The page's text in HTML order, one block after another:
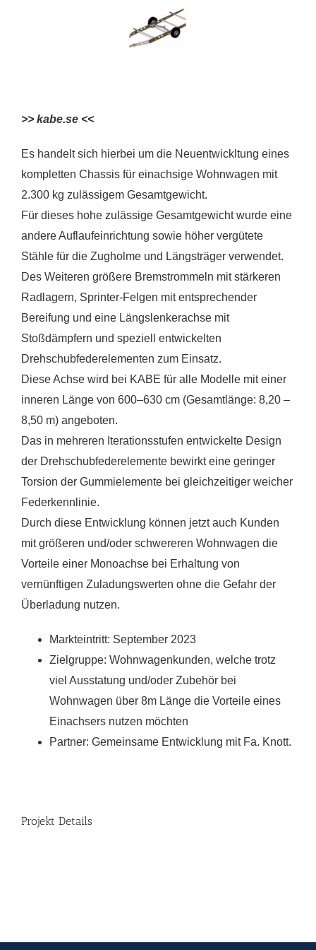
>> kabe.se <<
Es handelt sich hierbei um die Neuentwickltung eines
kompletten Chassis für einachsige Wohnwagen mit
2.300 kg zulässigem Gesamtgewicht.
Für dieses hohe zulässige Gesamtgewicht wurde eine
andere Auflaufeinrichtung sowie höher vergütete
Stähle für die Zugholme und Längsträger verwendet.
Des Weiteren größere Bremstrommeln mit stärkeren
Radlagern, Sprinter-Felgen mit entsprechender
Bereifung und eine Längslenkerachse mit
Stoßdämpfern und speziell entwickelten
Drehschubfederelementen zum Einsatz.
Diese Achse wird bei KABE für alle Modelle mit einer
inneren Länge von 600–630 cm (Gesamtlänge: 8,20 –
8,50 m) angeboten.
Das in mehreren Iterationsstufen entwickelte Design
der Drehschubfederelemente bewirkt eine geringer
Torsion der Gummielemente bei gleichzeitiger weicher
Federkennlinie.
Durch diese Entwicklung können jetzt auch Kunden
mit größeren und/oder schwereren Wohnwagen die
Vorteile einer Monoachse bei Erhaltung von
vernünftigen Zuladungswerten ohne die Gefahr der
Überladung nutzen.
Markteintritt: September 2023
Zielgruppe: Wohnwagenkunden, welche trotz
viel Ausstatung und/oder Zubehör bei
Wohnwagen über 8m Länge die Vorteile eines
Einachsers nutzen möchten
Partner: Gemeinsame Entwicklung mit Fa. Knott.
Projekt Details